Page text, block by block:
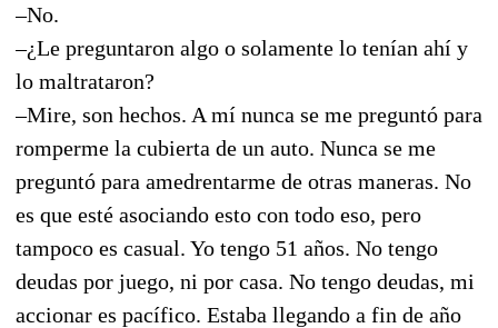
–No.
–¿Le preguntaron algo o solamente lo tenían ahí y
lo maltrataron?
–Mire, son hechos. A mí nunca se me preguntó para
romperme la cubierta de un auto. Nunca se me
preguntó para amedrentarme de otras maneras. No
es que esté asociando esto con todo eso, pero
tampoco es casual. Yo tengo 51 años. No tengo
deudas por juego, ni por casa. No tengo deudas, mi
accionar es pacífico. Estaba llegando a fin de año